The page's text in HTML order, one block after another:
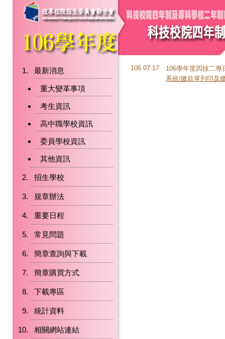
最新消息
重大變革事項
考生資訊
高中職學校資訊
委員學校資訊
其他資訊
招生學校
規章辦法
重要日程
常見問題
簡章查詢與下載
簡章購買方式
下載專區
統計資料
相關網站連結
106.07.17
106學年度四技二
系統/繳款單列印及